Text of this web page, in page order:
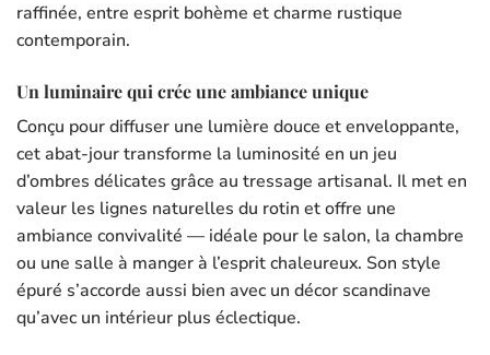
raffinée, entre esprit bohème et charme rustique
contemporain.
Un luminaire qui crée une ambiance unique
Conçu pour diffuser une lumière douce et enveloppante,
cet abat-jour transforme la luminosité en un jeu
d’ombres délicates grâce au tressage artisanal. Il met en
valeur les lignes naturelles du rotin et offre une
ambiance convivalité — idéale pour le salon, la chambre
ou une salle à manger à l’esprit chaleureux. Son style
épuré s’accorde aussi bien avec un décor scandinave
qu’avec un intérieur plus éclectique.